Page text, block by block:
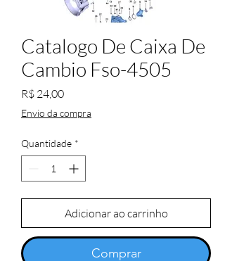
Catalogo De Caixa De
Cambio Fso-4505
R$ 24,00Preço
Envio da compra
Quantidade *
Adicionar ao carrinho
Comprar